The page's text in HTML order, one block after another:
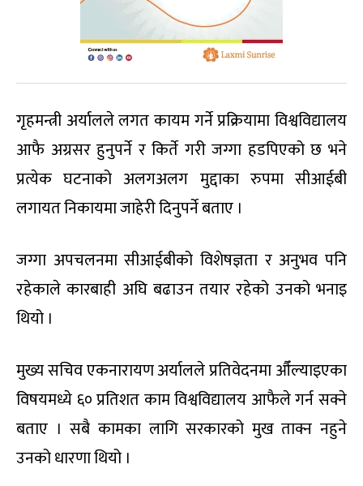
गृहमन्त्री अर्यालले लगत कायम गर्ने प्रक्रियामा विश्वविद्यालय
आफै अग्रसर हुनुपर्ने र किर्ते गरी जग्गा हडपिएको छ भने
प्रत्येक घटनाको अलगअलग मुद्दाका रुपमा सीआईबी
लगायत निकायमा जाहेरी दिनुपर्ने बताए ।
जग्गा अपचलनमा सीआईबीको विशेषज्ञता र अनुभव पनि
रहेकाले कारबाही अघि बढाउन तयार रहेको उनको भनाइ
थियो ।
मुख्य सचिव एकनारायण अर्यालले प्रतिवेदनमा औँल्याइएका
विषयमध्ये ६० प्रतिशत काम विश्वविद्यालय आफैले गर्न सक्ने
बताए । सबै कामका लागि सरकारको मुख ताक्न नहुने
उनको धारणा थियो ।